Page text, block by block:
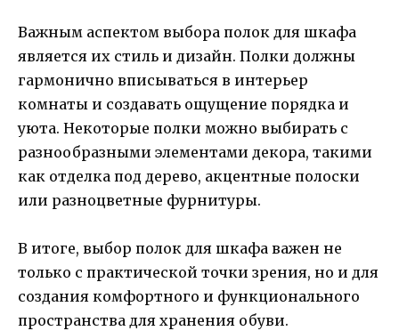
Важным аспектом выбора полок для шкафа
является их стиль и дизайн. Полки должны
гармонично вписываться в интерьер
комнаты и создавать ощущение порядка и
уюта. Некоторые полки можно выбирать с
разнообразными элементами декора, такими
как отделка под дерево, акцентные полоски
или разноцветные фурнитуры.
В итоге, выбор полок для шкафа важен не
только с практической точки зрения, но и для
создания комфортного и функционального
пространства для хранения обуви.